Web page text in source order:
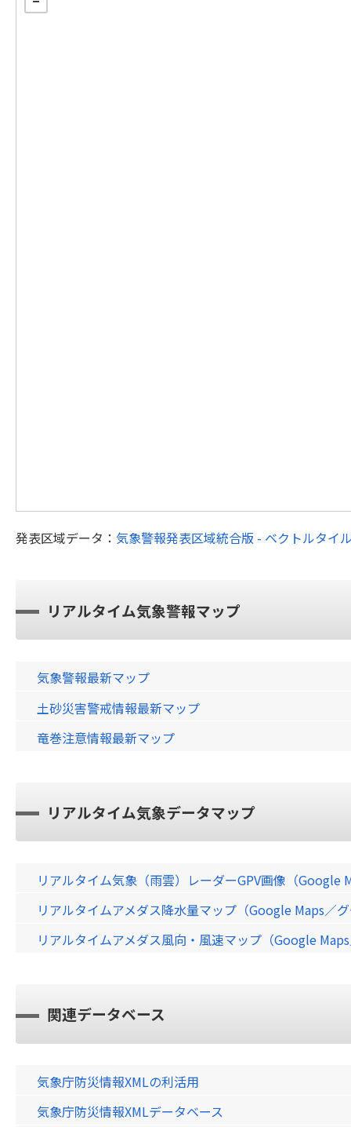
発表区域データ： 気象警報発表区域統合版 - ベクトルタイ
リアルタイム気象警報マップ
気象警報最新マップ
土砂災害警戒情報最新マップ
竜巻注意情報最新マップ
リアルタイム気象データマップ
リアルタイム気象（雨雲）レーダーGPV画像（Google
リアルタイムアメダス降水量マップ（Google Maps／
リアルタイムアメダス風向・風速マップ（Google
関連データベース
気象庁防災情報XMLの利活用
気象庁防災情報XMLデータベース